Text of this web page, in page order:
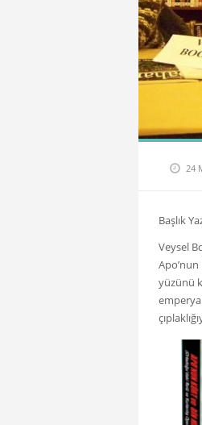
24
Başlık
Veysel
yüzünü